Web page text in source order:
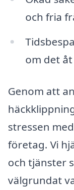
och fria
om det
Genom att
stressen
företag. Vi
och tjänster
välgrundat